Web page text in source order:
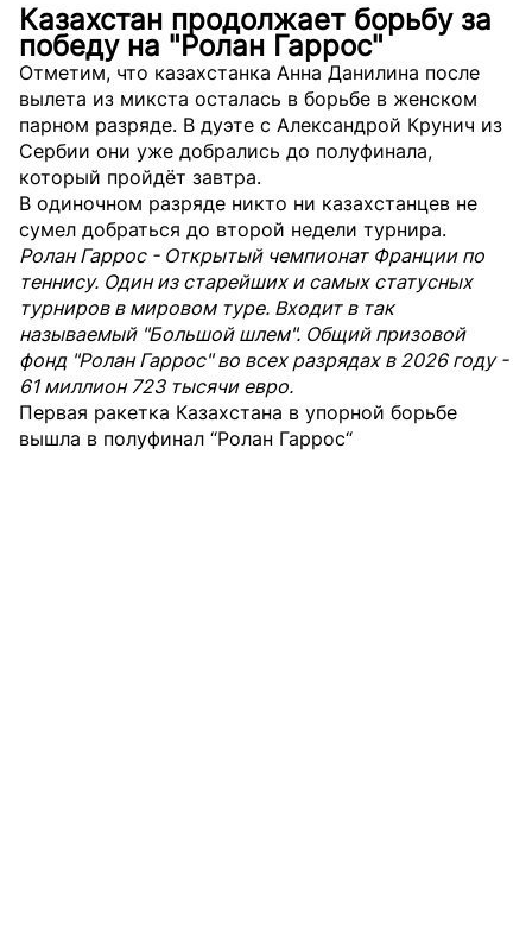
Казахстан продолжает борьбу за
победу на "Ролан Гаррос"
Отметим, что казахстанка Анна Данилина после
вылета из микста осталась в борьбе в женском
парном разряде. В дуэте с Александрой Крунич из
Сербии они уже добрались до полуфинала,
который пройдёт завтра.
В одиночном разряде никто ни казахстанцев не
сумел добраться до второй недели турнира.
Ролан Гаррос - Открытый чемпионат Франции по
теннису. Один из старейших и самых статусных
турниров в мировом туре. Входит в так
называемый "Большой шлем". Общий призовой
фонд "Ролан Гаррос" во всех разрядах в 2026 году -
61 миллион 723 тысячи евро.
Первая ракетка Казахстана в упорной борьбе
вышла в полуфинал “Ролан Гаррос“